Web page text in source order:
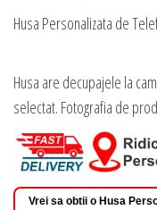
Husa Personalizata de
Husa are decupajele la
selectat. Fotografia de
Vrei sa obtii o Husa